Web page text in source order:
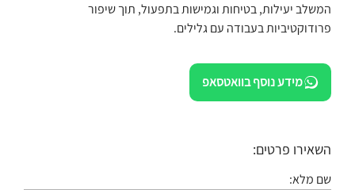
המשלב יעילות, בטיחות וגמישות בתפעול, תוך שיפור
פרודוקטיביות בעבודה עם גלילים.
מידע נוסף בוואטסאפ
השאירו פרטים:
שם מלא: